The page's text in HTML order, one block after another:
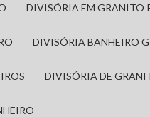
DIVISÓRIA EM GRANITO
DIVISÓRIA BANHEIRO
DIVISÓRIA DE